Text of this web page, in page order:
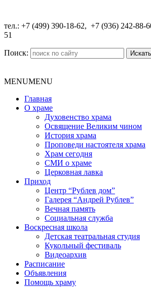
​тел.: +7 (499) 390-18-62, +7 (936) 242-88-
51
Поиск:
MENUMENU
Главная
О храме
Духовенство храма
Освящение Великим чином
История храма
Проповеди настоятеля храма
Храм сегодня
СМИ о храме
Церковная лавка
Приход
Центр “Рублев дом”
Галерея “Андрей Рублев”
Вечная память
Социальная служба
Воскресная школа
Детская театральная студия
Кукольный фестиваль
Видеоархив
Расписание
Объявления
Помощь храму